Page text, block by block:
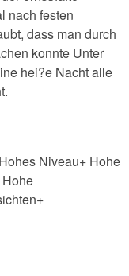
nach festen
dass man durch
konnte Unter
hei?e Nacht alle
Niveau+ Hohe